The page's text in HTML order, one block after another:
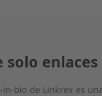
solo enlaces
bio de Linkrex es